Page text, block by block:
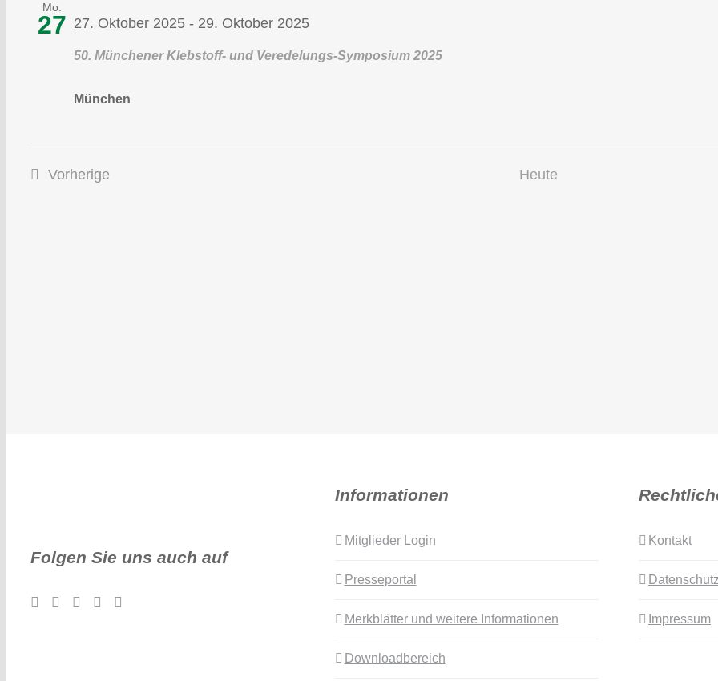
Mo.
27
50. Münchener Klebstoff- und Veredelungs-Symposium 2025
27. Oktober 2025 - 29. Oktober 2025
München
Vorherige
Heute
Folgen Sie uns auch auf
Informationen
Mitglieder Login
Presseportal
Merkblätter und weitere Informationen
Downloadbereich
Kontakt
Impressum